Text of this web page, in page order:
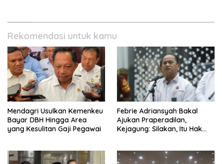
Rekomendasi untuk kamu
Mendagri Usulkan Kemenkeu
Bayar DBH Hingga Area
yang Kesulitan Gaji Pegawai
Febrie Adriansyah Bakal
Ajukan Praperadilan,
Kejagung: Silakan, Itu Hak